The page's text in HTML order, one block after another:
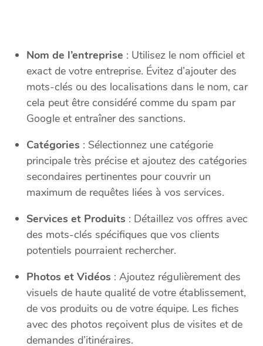
Nom de l’entreprise : Utilisez le nom officiel et
exact de votre entreprise. Évitez d’ajouter des
mots-clés ou des localisations dans le nom, car
cela peut être considéré comme du spam par
Google et entraîner des sanctions.
Catégories : Sélectionnez une catégorie
principale très précise et ajoutez des catégories
secondaires pertinentes pour couvrir un
maximum de requêtes liées à vos services.
Services et Produits : Détaillez vos offres avec
des mots-clés spécifiques que vos clients
potentiels pourraient rechercher.
Photos et Vidéos : Ajoutez régulièrement des
visuels de haute qualité de votre établissement,
de vos produits ou de votre équipe. Les fiches
avec des photos reçoivent plus de visites et de
demandes d’itinéraires.